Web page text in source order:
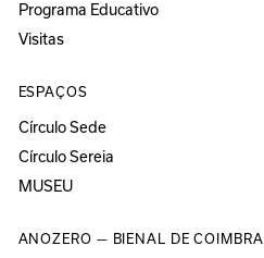
Programa Educativo
Visitas
ESPAÇOS
Círculo Sede
Círculo Sereia
MUSEU
ANOZERO — BIENAL DE COIMBRA